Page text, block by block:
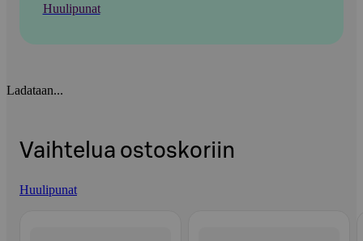
Huulipunat
Ladataan...
Vaihtelua ostoskoriin
Huulipunat